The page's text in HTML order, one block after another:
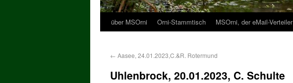
über MSOrni Orni-Stammtisch MSOrni, der eMail-Verteiler
← Aasee, 24.01.2023,C.&R. Rotermund
Uhlenbrock, 20.01.2023, C. Schulte